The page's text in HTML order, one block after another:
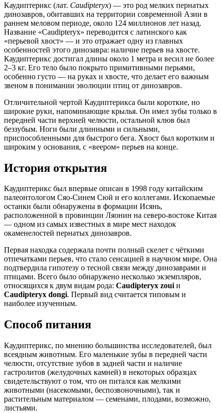
Каудиптерикс (лат. Caudipteryx) — это род мелких пернатых
динозавров, обитавших на территории современной Азии в
раннем меловом периоде, около 124 миллионов лет назад.
Название «Caudipteryx» переводится с латинского как
«перьевой хвост» — и это отражает одну из главных
особенностей этого динозавра: наличие перьев на хвосте.
Каудиптерикс достигал длины около 1 метра и весил не более
2–3 кг. Его тело было покрыто примитивными перьями,
особенно густо — на руках и хвосте, что делает его важным
звеном в понимании эволюции птиц от динозавров.
Отличительной чертой Каудиптерикса были короткие, но
широкие руки, напоминающие крылья. Он имел зубы только в
передней части верхней челюсти, остальной клюв был
беззубым. Ноги были длинными и сильными,
приспособленными для быстрого бега. Хвост был коротким и
широким у основания, с «веером» перьев на конце.
История открытия
Каудиптерикс был впервые описан в 1998 году китайским
палеонтологом Сяо-Синем Сюй и его коллегами. Ископаемые
останки были обнаружены в формации Исянь,
расположенной в провинции Ляонин на северо-востоке Китая
— одном из самых известных в мире мест находок
окаменелостей пернатых динозавров.
Первая находка содержала почти полный скелет с чёткими
отпечатками перьев, что стало сенсацией в научном мире. Она
подтвердила гипотезу о тесной связи между динозаврами и
птицами. Всего было обнаружено несколько экземпляров,
относящихся к двум видам рода: Caudipteryx zouiи
Caudipteryx dongi. Первый вид считается типовым и
наиболее изученным.
Способ питания
Каудиптерикс, по мнению большинства исследователей, был
всеядным животным. Его маленькие зубы в передней части
челюсти, отсутствие зубов в задней части и наличие
гастролитов (желудочных камней) в некоторых образцах
свидетельствуют о том, что он питался как мелкими
животными (насекомыми, беспозвоночными), так и
растительным материалом — семенами, плодами, возможно,
листьями.